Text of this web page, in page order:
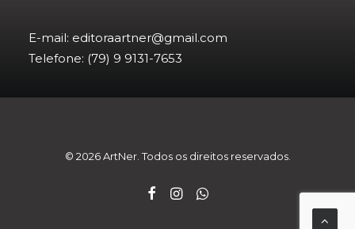
E-mail: editoraartner@gmail.com
Telefone: (79) 9 9131-7653
© 2026 ArtNer. Todos os direitos reservados.